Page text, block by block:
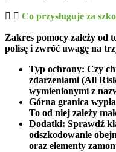
Co przysługuje za
Zakres pomocy zależy od
polisę i zwróć uwagę na
Typ ochrony: Czy
zdarzeniami (All
wymienionymi z
Górna granica
To od niej zależy
Dodatki: Sprawdź
odszkodowanie
oraz elementy